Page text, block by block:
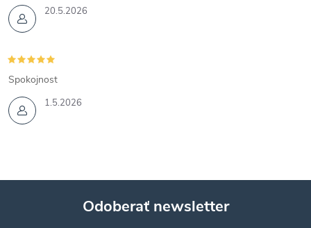
20.5.2026
1.5.2026
Spokojnost
Odoberať newsletter